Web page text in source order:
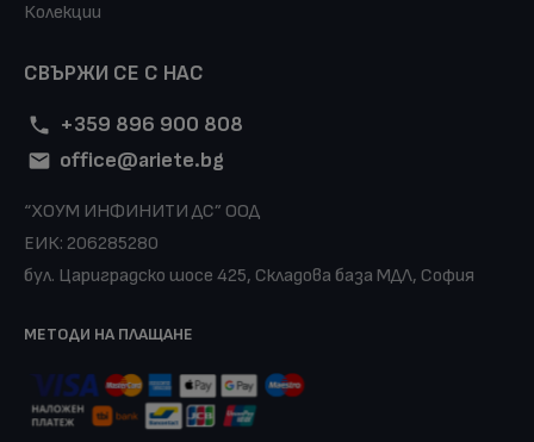
Колекции
СВЪРЖИ СЕ С НАС
+359 896 900 808
office@ariete.bg
“ХОУМ ИНФИНИТИ ДС” ООД
ЕИК: 206285280
бул. Цариградско шосе 425, Складова база МДЛ, София
МЕТОДИ НА ПЛАЩАНЕ